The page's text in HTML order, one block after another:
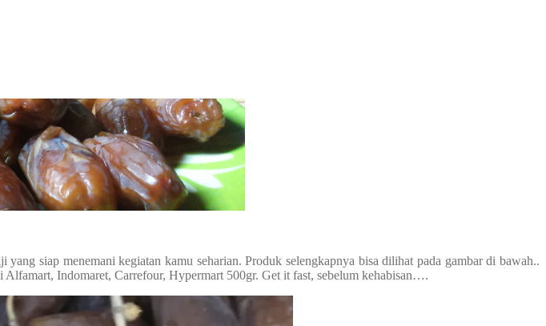
siap menemani kegiatan kamu seharian. Produk selengkapnya bisa dilihat pada gambar di bawah..
Indomaret, Carrefour, Hypermart 500gr. Get it fast, sebelum kehabisan….